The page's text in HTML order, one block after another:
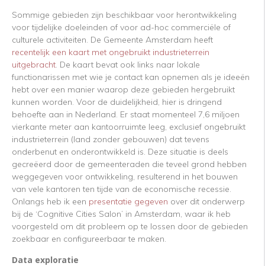
Sommige gebieden zijn beschikbaar voor herontwikkeling
voor tijdelijke doeleinden of voor ad-hoc commerciële of
culturele activiteiten. De Gemeente Amsterdam heeft
recentelijk een kaart met ongebruikt industrieterrein
uitgebracht. De kaart bevat ook links naar lokale
functionarissen met wie je contact kan opnemen als je ideeën
hebt over een manier waarop deze gebieden hergebruikt
kunnen worden. Voor de duidelijkheid, hier is dringend
behoefte aan in Nederland. Er staat momenteel 7,6 miljoen
vierkante meter aan kantoorruimte leeg, exclusief ongebruikt
industrieterrein (land zonder gebouwen) dat tevens
onderbenut en onderontwikkeld is. Deze situatie is deels
gecreëerd door de gemeenteraden die teveel grond hebben
weggegeven voor ontwikkeling, resulterend in het bouwen
van vele kantoren ten tijde van de economische recessie.
Onlangs heb ik een presentatie gegeven over dit onderwerp
bij de ‘Cognitive Cities Salon’ in Amsterdam, waar ik heb
voorgesteld om dit probleem op te lossen door de gebieden
zoekbaar en configureerbaar te maken.
Data exploratie